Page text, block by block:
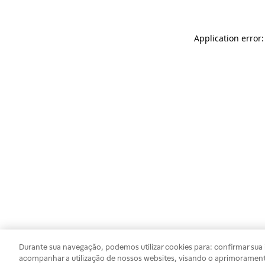
Application
Durante sua navegação, podemos utilizar cookies para: confirmar
acompanhar a utilização de nossos websites, visando o